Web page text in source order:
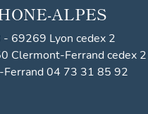
ALPES
69269 Lyon cedex 2
Clermont-Ferrand cedex 2
04 73 31 85 92